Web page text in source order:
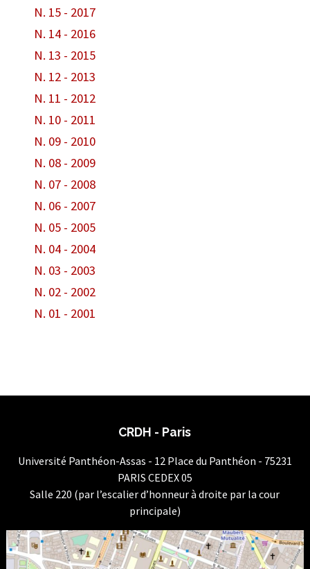
N. 15 - 2017
N. 14 - 2016
N. 13 - 2015
N. 12 - 2013
N. 11 - 2012
N. 10 - 2011
N. 09 - 2010
N. 08 - 2009
N. 07 - 2008
N. 06 - 2007
N. 05 - 2005
N. 04 - 2004
N. 03 - 2003
N. 02 - 2002
N. 01 - 2001
CRDH - Paris
Université Panthéon-Assas - 12 Place du Panthéon - 75231
PARIS CEDEX 05
Salle 220 (par l’escalier d’honneur à droite par la cour
principale)